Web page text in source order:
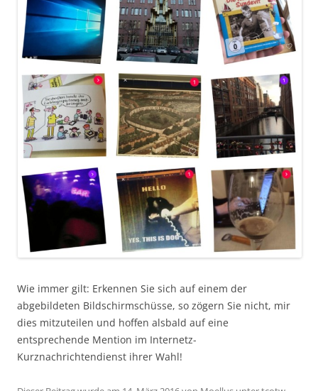
Wie immer gilt: Erkennen Sie sich auf einem der
abgebildeten Bildschirmschüsse, so zögern Sie nicht, mir
dies mitzuteilen und hoffen alsbald auf eine
entsprechende Mention im Internetz-
Kurznachrichtendienst ihrer Wahl!